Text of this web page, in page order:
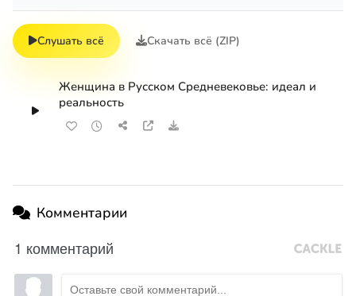
Слушать всё Скачать всё (ZIP)
Женщина в Русском Средневековье: идеал и
реальность
Комментарии
1 комментарий